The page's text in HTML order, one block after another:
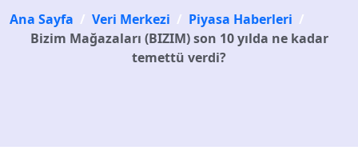
Ana Sayfa / Veri Merkezi / Piyasa Haberleri /
Bizim Mağazaları (BIZIM) son 10 yılda ne kadar
temettü verdi?